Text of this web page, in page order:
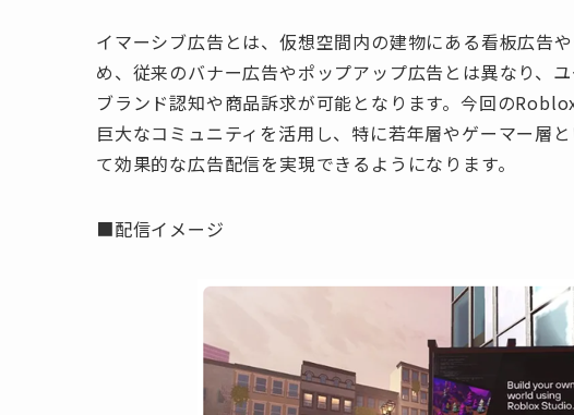
イマーシブ広告とは、仮想空間内の建物にある看板広告
め、従来のバナー広告やポップアップ広告とは異なり、
ブランド認知や商品訴求が可能となります。今回の
巨大なコミュニティを活用し、特に若年層やゲーマー層
て効果的な広告配信を実現できるようになります。
■配信イメージ